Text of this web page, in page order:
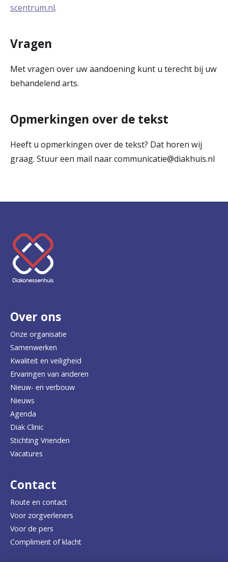
scentrum.nl.
Vragen
Met vragen over uw aandoening kunt u terecht bij uw
behandelend arts.
Opmerkingen over de tekst
Heeft u opmerkingen over de tekst? Dat horen wij
graag. Stuur een mail naar communicatie@diakhuis.nl
K
e
e
t
e
r
u
g
n
a
a
d
e
h
o
Over ons
Onze organisatie
Samenwerken
Kwaliteit en veiligheid
Ervaringen van anderen
Nieuw- en verbouw
Nieuws
Agenda
Diak Clinic
Stichting Vrienden
Vacatures
Contact
Route en contact
Voor zorgverleners
Voor de pers
Compliment of klacht